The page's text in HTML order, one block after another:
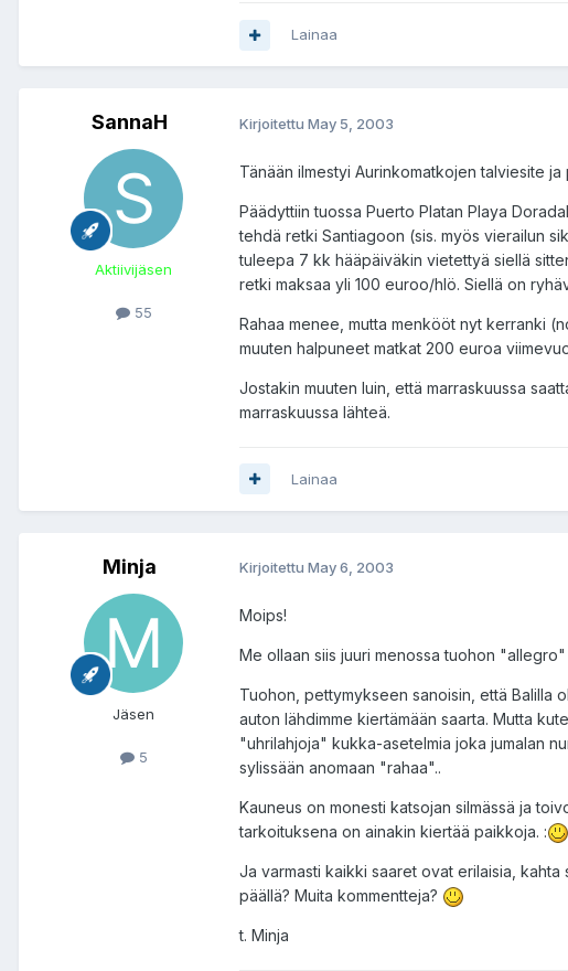
Lainaa
SannaH
Aktiivijäsen
55
Kirjoitettu May 5, 2003
Tänään ilmestyi Aurinkomatkojen talviesite
Päädyttiin tuossa Puerto Platan Playa
tehdä retki Santiagoon (sis. myös vierailun
tuleepa 7 kk hääpäiväkin vietettyä siellä
retki maksaa yli 100 euroo/hlö. Siellä on
Rahaa menee, mutta menkööt nyt kerranki
muuten halpuneet matkat 200 euroa
Jostakin muuten luin, että marraskuussa
marraskuussa lähteä.
Lainaa
Minja
Jäsen
5
Kirjoitettu May 6, 2003
Moips!
Me ollaan siis juuri menossa tuohon
Tuohon, pettymykseen sanoisin, että Balilla
auton lähdimme kiertämään saarta. Mutta
"uhrilahjoja" kukka-asetelmia joka jumalan
sylissään anomaan "rahaa"..
Kauneus on monesti katsojan silmässä ja
tarkoituksena on ainakin kiertää paikkoja. :
Ja varmasti kaikki saaret ovat erilaisia,
päällä? Muita kommentteja?
t. Minja